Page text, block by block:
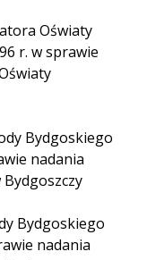
Oświaty
r. w sprawie
Bydgoskiego
nadania
Bydgoskiego
nadania